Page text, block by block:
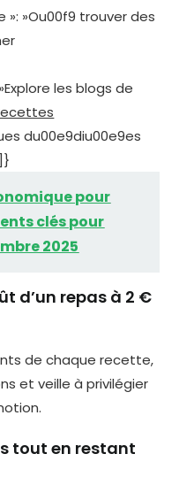
»: »Ou00f9 trouver des
les blogs de
du00e9diu00e9es
pour
clés pour
2025
d’un repas à 2 €
de chaque recette,
et veille à privilégier
tout en restant